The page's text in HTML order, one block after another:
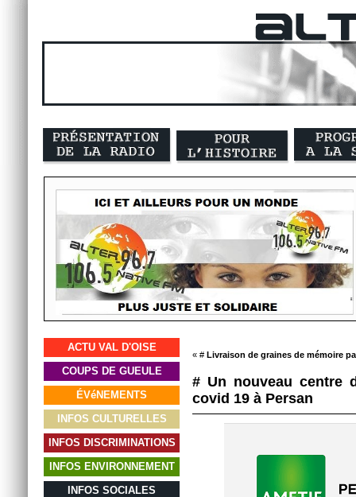
ACTU VAL D'OISE
COUPS DE GUEULE
ÉVéNEMENTS
INFOS CULTURELLES
INFOS DISCRIMINATIONS
INFOS ENVIRONNEMENT
INFOS SOCIALES
« # Livraison de graines de mémoire
# Un nouveau centre
covid 19 à Persan